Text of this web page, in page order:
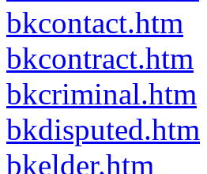
bkcontact.htm
bkcontract.htm
bkcriminal.htm
bkdisputed.htm
bkelder.htm